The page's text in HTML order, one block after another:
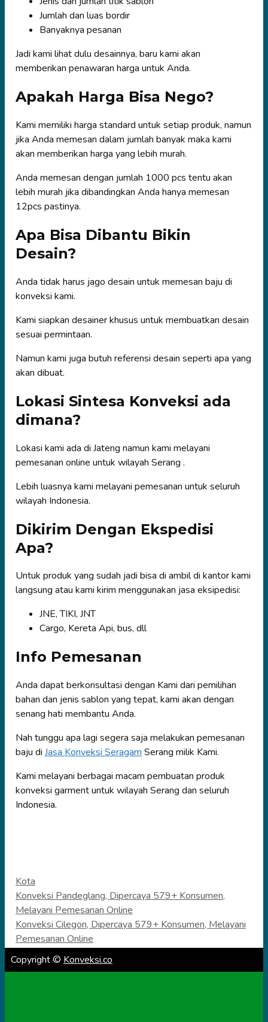
Jumlah dan luas bordir
Banyaknya pesanan
Jadi kami lihat dulu desainnya, baru kami akan
memberikan penawaran harga untuk Anda.
Apakah Harga Bisa Nego?
Kami memiliki harga standard untuk setiap produk, namun
jika Anda memesan dalam jumlah banyak maka kami
akan memberikan harga yang lebih murah.
Anda memesan dengan jumlah 1000 pcs tentu akan
lebih murah jika dibandingkan Anda hanya memesan
12pcs pastinya.
Apa Bisa Dibantu Bikin
Desain?
Anda tidak harus jago desain untuk memesan baju di
konveksi kami.
Kami siapkan desainer khusus untuk membuatkan desain
sesuai permintaan.
Namun kami juga butuh referensi desain seperti apa yang
akan dibuat.
Lokasi Sintesa Konveksi ada
dimana?
Lokasi kami ada di Jateng namun kami melayani
pemesanan online untuk wilayah Serang .
Lebih luasnya kami melayani pemesanan untuk seluruh
wilayah Indonesia.
Dikirim Dengan Ekspedisi
Apa?
Untuk produk yang sudah jadi bisa di ambil di kantor kami
langsung atau kami kirim menggunakan jasa eksipedisi:
JNE, TIKI, JNT
Cargo, Kereta Api, bus, dll
Info Pemesanan
Anda dapat berkonsultasi dengan Kami dari pemilihan
bahan dan jenis sablon yang tepat, kami akan dengan
senang hati membantu Anda.
Nah tunggu apa lagi segera saja melakukan pemesanan
baju di Jasa Konveksi Seragam Serang milik Kami.
Kami melayani berbagai macam pembuatan produk
konveksi garment untuk wilayah Serang dan seluruh
Indonesia.
Categories
Kota
Konveksi Pandeglang, Dipercaya 579+ Konsumen,
Melayani Pemesanan Online
Konveksi Cilegon, Dipercaya 579+ Konsumen, Melayani
Pemesanan Online
Copyright © Konveksi.co